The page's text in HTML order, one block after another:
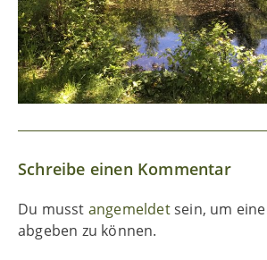
Schreibe einen Kommentar
Du musst angemeldetsein, um
abgeben zu können.